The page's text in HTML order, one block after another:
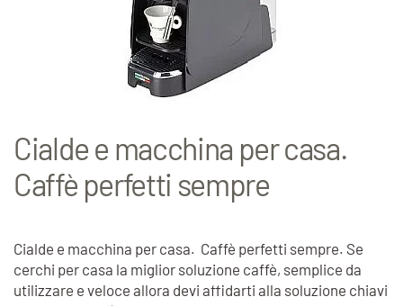
Cialde e macchina per casa.
Caffè perfetti sempre
Cialde e macchina per casa. Caffè perfetti sempre. Se
cerchi per casa la miglior soluzione caffè, semplice da
utilizzare e veloce allora devi affidarti alla soluzione chiavi